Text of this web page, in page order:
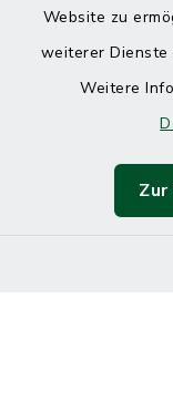
Website zu
weiterer
Weitere